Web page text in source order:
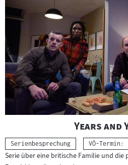
"
Years and
Kategorie:
Serienbesprechung VÖ-Termin:
Serie über eine britische Familie und